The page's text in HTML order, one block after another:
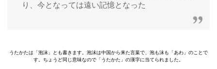
り、今となっては遠い記憶となった
うたかたは「泡沫」とも書きます。泡沫は中国から来た言葉で、泡も沫も「あわ」のことで
す。ちょうど同じ意味なので「うたかた」の漢字に当てられました。